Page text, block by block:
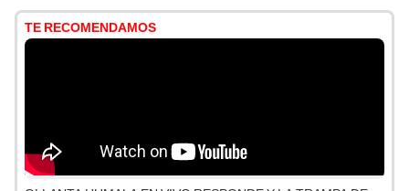
TE RECOMENDAMOS